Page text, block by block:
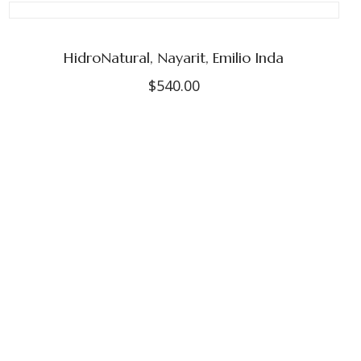
HidroNatural, Nayarit, Emilio Inda
$540.00